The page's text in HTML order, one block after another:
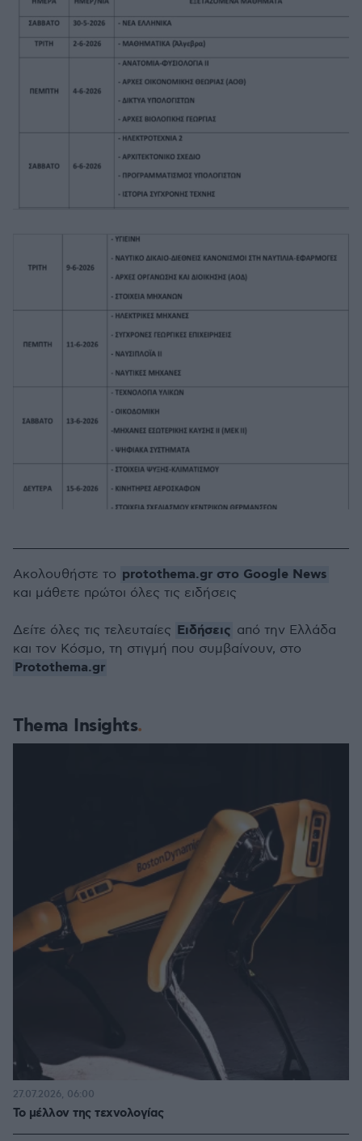
Thema Insights
Το μέλλον της τεχνολογίας
27.07.2026, 06:00
Ακολουθήστε το protothema.gr στο Google News
και μάθετε πρώτοι όλες τις ειδήσεις
Δείτε όλες τις τελευταίες Ειδήσεις από την Ελλάδα
και τον Κόσμο, τη στιγμή που συμβαίνουν, στο
Protothema.gr